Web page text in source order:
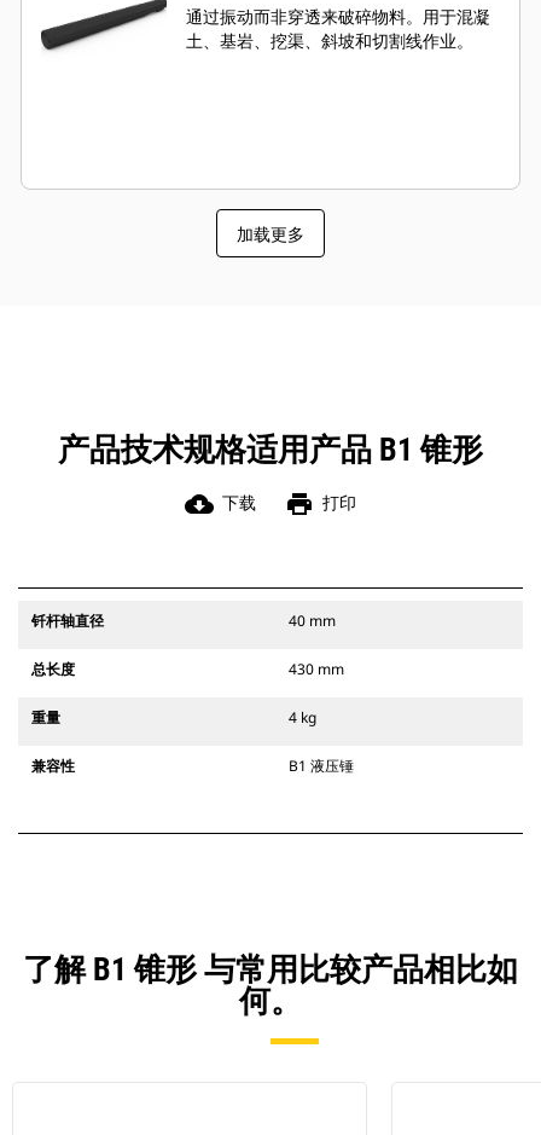
通过振动而非穿透来破碎物料。用于混凝
土、基岩、挖渠、斜坡和切割线作业。
加载更多
产品技术规格适用产品 B1 锥形
cloud_download 下载 print 打印
钎杆轴直径 40 mm
总长度 430 mm
重量 4 kg
兼容性 B1 液压锤
了解 B1 锥形 与常用比较产品相比如
何。